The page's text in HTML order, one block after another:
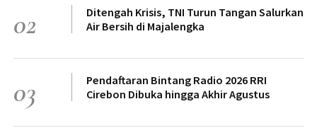
02
Ditengah Krisis, TNI Turun Tangan Salurkan
Air Bersih di Majalengka
03
Pendaftaran Bintang Radio 2026 RRI
Cirebon Dibuka hingga Akhir Agustus